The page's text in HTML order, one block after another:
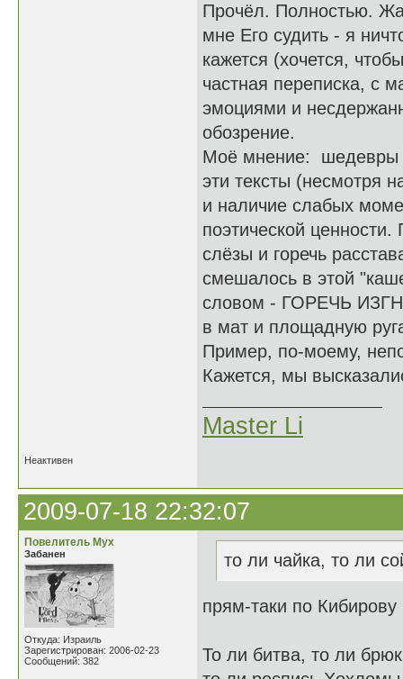
Прочёл. Полностью.
мне Его судить - я
кажется (хочется,
частная переписка, с
эмоциями и
обозрение.
Моё мнение: шедевры
эти тексты (несмотря
и наличие слабых
поэтической
слёзы и горечь
смешалось в этой
словом - ГОРЕЧЬ
в мат и площадную
Пример, по-моему,
Кажется, мы
Master Li
Неактивен
2009-07-18 22:32:07
Повелитель Мух
Забанен
Откуда: Израиль
Зарегистрирован: 2006-02-23
Сообщений: 382
то ли чайка, то ли
прям-таки по Кибирову
То ли битва, то ли